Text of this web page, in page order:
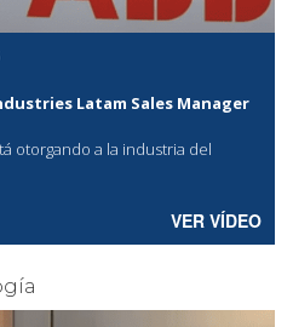
Latam Sales Manager
otorgando a la industria del
VER VÍDEO